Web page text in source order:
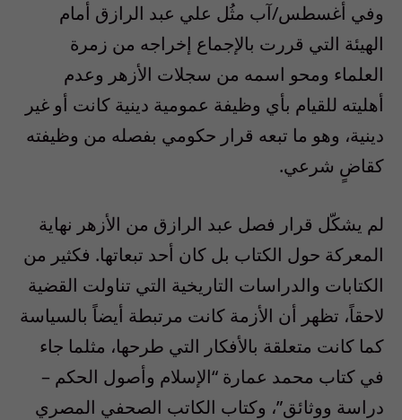
وفي أغسطس/آب مثُل علي عبد الرازق أمام
الهيئة التي قررت بالإجماع إخراجه من زمرة
العلماء ومحو اسمه من سجلات الأزهر وعدم
أهليته للقيام بأي وظيفة عمومية دينية كانت أو غير
دينية، وهو ما تبعه قرار حكومي بفصله من وظيفته
كقاضٍ شرعي.
لم يشكّل قرار فصل عبد الرازق من الأزهر نهاية
المعركة حول الكتاب بل كان أحد تبعاتها. فكثير من
الكتابات والدراسات التاريخية التي تناولت القضية
لاحقاً، تظهر أن الأزمة كانت مرتبطة أيضاً بالسياسة
كما كانت متعلقة بالأفكار التي طرحها، مثلما جاء
في كتاب محمد عمارة “الإسلام وأصول الحكم –
دراسة ووثائق”، وكتاب الكاتب الصحفي المصري